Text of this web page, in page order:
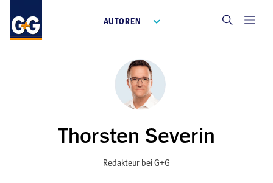
AUTOREN
Thorsten Severin
Redakteur bei G+G